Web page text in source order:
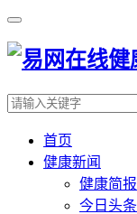
首页
健康新闻
健康简报
今日头条